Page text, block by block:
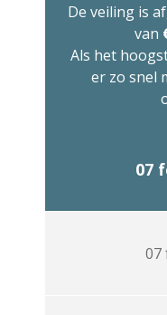
De veiling is
van
Als het
er zo snel
07
07